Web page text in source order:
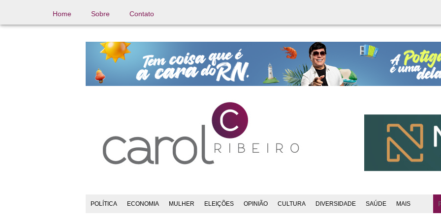
Home Sobre Contato
POLÍTICA ECONOMIA MULHER ELEIÇÕES OPINIÃO CULTURA DIVERSIDADE SAÚDE MAIS